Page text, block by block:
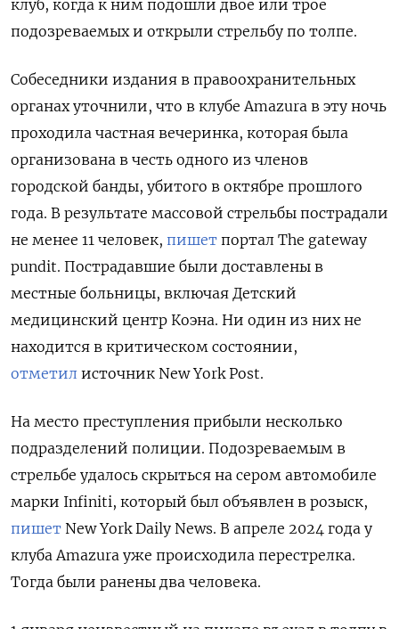
клуб, когда к ним подошли двое или трое
подозреваемых и открыли стрельбу по толпе.
Собеседники издания в правоохранительных
органах уточнили, что в клубе Amazura в эту ночь
проходила частная вечеринка, которая была
организована в честь одного из членов
городской банды, убитого в октябре прошлого
года. В результате массовой стрельбы пострадали
не менее 11 человек, пишет портал The gateway
pundit. Пострадавшие были доставлены в
местные больницы, включая Детский
медицинский центр Коэна. Ни один из них не
находится в критическом состоянии,
отметил источник New York Post.
На место преступления прибыли несколько
подразделений полиции. Подозреваемым в
стрельбе удалось скрыться на сером автомобиле
марки Infiniti, который был объявлен в розыск,
пишет New York Daily News. В апреле 2024 года у
клуба Amazura уже происходила перестрелка.
Тогда были ранены два человека.